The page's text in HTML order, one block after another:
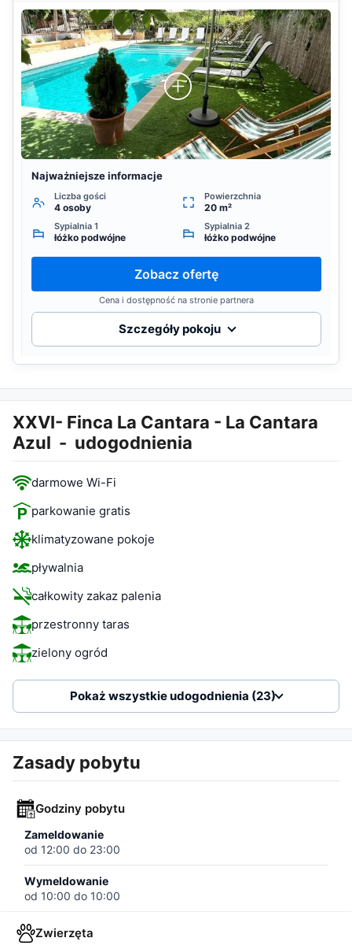
Najważniejsze informacje
Liczba gości
4 osoby
Powierzchnia
20 m²
Sypialnia 1
łóżko podwójne
Sypialnia 2
łóżko podwójne
Zobacz ofertę
Cena i dostępność na stronie partnera
Szczegóły pokoju
XXVI- Finca La Cantara - La Cantara
Azul - udogodnienia
darmowe Wi-Fi
parkowanie gratis
klimatyzowane pokoje
pływalnia
całkowity zakaz palenia
przestronny taras
zielony ogród
Pokaż wszystkie udogodnienia (23)
Zasady pobytu
Godziny pobytu
Zameldowanie
od 12:00 do 23:00
Wymeldowanie
od 10:00 do 10:00
Zwierzęta